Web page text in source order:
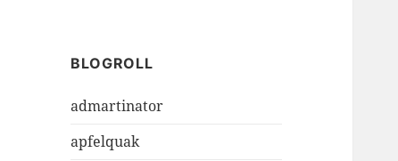
h
o
:
BLOGROLL
admartinator
apfelquak